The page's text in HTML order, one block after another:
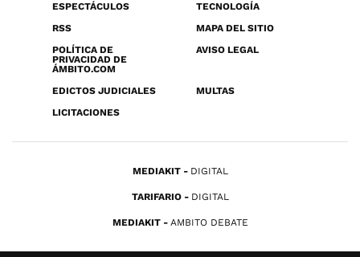
ESPECTÁCULOS
TECNOLOGÍA
RSS
MAPA DEL SITIO
POLÍTICA DE
PRIVACIDAD DE
ÁMBITO.COM
AVISO LEGAL
EDICTOS JUDICIALES
MULTAS
LICITACIONES
MEDIAKIT DIGITAL
TARIFARIO DIGITAL
MEDIAKIT AMBITO DEBATE